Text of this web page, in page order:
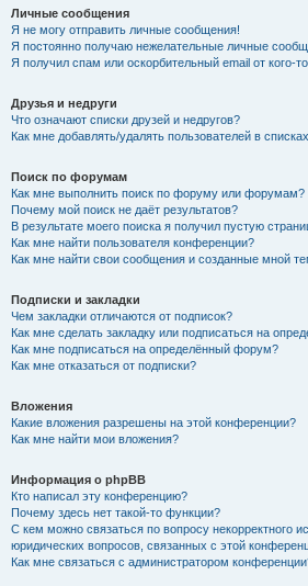
Личные сообщения
Я не могу отправить личные сообщения!
Я постоянно получаю нежелательные личные
Я получил спам или оскорбительный email от кого-
Друзья и недруги
Что означают списки друзей и недругов?
Как мне добавлять/удалять пользователей в
Поиск по форумам
Как мне выполнить поиск по форуму или форумам?
Почему мой поиск не даёт результатов?
В результате моего поиска я получил пустую
Как мне найти пользователя конференции?
Как мне найти свои сообщения и созданные мной
Подписки и закладки
Чем закладки отличаются от подписок?
Как мне сделать закладку или подписаться на
Как мне подписаться на определённый форум?
Как мне отказаться от подписки?
Вложения
Какие вложения разрешены на этой конференции?
Как мне найти мои вложения?
Информация о phpBB
Кто написал эту конференцию?
Почему здесь нет такой-то функции?
С кем можно связаться по вопросу некорректного
юридических вопросов, связанных с этой
Как мне связаться с администратором